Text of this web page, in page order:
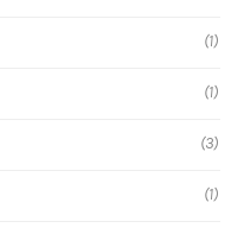
(1)
(1)
(3)
(1)